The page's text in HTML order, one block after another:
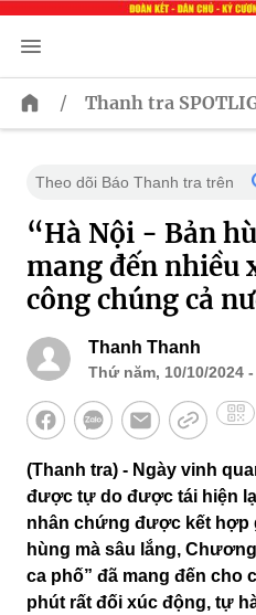
/ Thanh tra
Theo dõi Báo Thanh tra trên
“Hà Nội - Bản
mang đến nhiều
công chúng cả
Thanh Thanh
Thứ năm, 10/10/2024
(Thanh tra) - Ngày vinh
được tự do được tái hiện
nhân chứng được kết hợp
hùng mà sâu lắng,
ca phố” đã mang đến cho
phút rất đối xúc động, tự